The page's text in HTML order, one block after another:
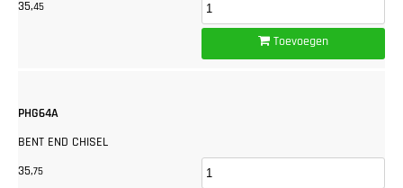
35,45
Toevoegen
PHG64A
BENT END CHISEL
35,75